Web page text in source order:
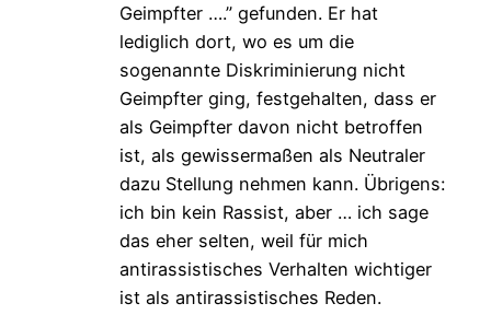
Geimpfter ….” gefunden. Er hat
lediglich dort, wo es um die
sogenannte Diskriminierung nicht
Geimpfter ging, festgehalten, dass er
als Geimpfter davon nicht betroffen
ist, als gewissermaßen als Neutraler
dazu Stellung nehmen kann. Übrigens:
ich bin kein Rassist, aber … ich sage
das eher selten, weil für mich
antirassistisches Verhalten wichtiger
ist als antirassistisches Reden.